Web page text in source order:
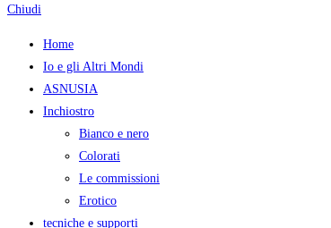
Chiudi
Home
Io e gli Altri Mondi
ASNUSIA
Inchiostro
Bianco e nero
Colorati
Le commissioni
Erotico
tecniche e supporti